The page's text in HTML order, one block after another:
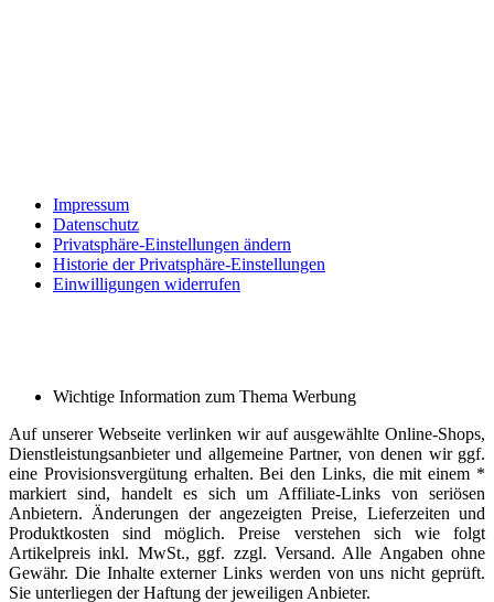
Impressum
Datenschutz
Privatsphäre-Einstellungen ändern
Historie der Privatsphäre-Einstellungen
Einwilligungen widerrufen
Wichtige Information zum Thema Werbung
Auf unserer Webseite verlinken wir auf ausgewählte Online-Shops,
Dienstleistungsanbieter und allgemeine Partner, von denen wir ggf.
eine Provisionsvergütung erhalten. Bei den Links, die mit einem *
markiert sind, handelt es sich um Affiliate-Links von seriösen
Anbietern. Änderungen der angezeigten Preise, Lieferzeiten und
Produktkosten sind möglich. Preise verstehen sich wie folgt
Artikelpreis inkl. MwSt., ggf. zzgl. Versand. Alle Angaben ohne
Gewähr. Die Inhalte externer Links werden von uns nicht geprüft.
Sie unterliegen der Haftung der jeweiligen Anbieter.